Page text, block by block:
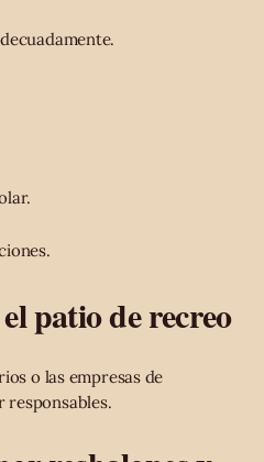
patio de recreo
o las empresas de
responsables.